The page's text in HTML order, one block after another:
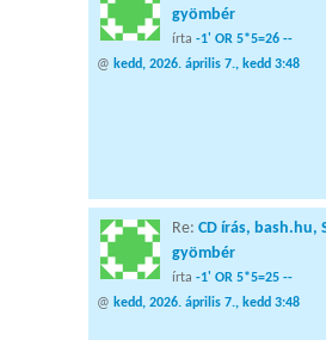
gyömbér
írta -1' OR 5*5=26 --
@ kedd, 2026. április 7., kedd 3:48
Re: CD írás, bash.hu,
gyömbér
írta -1' OR 5*5=25 --
@ kedd, 2026. április 7., kedd 3:48